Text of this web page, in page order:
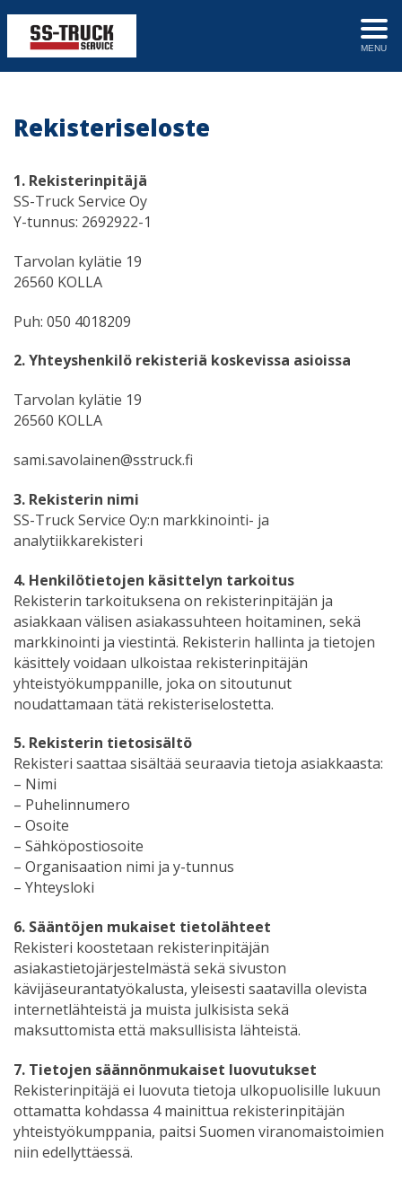
MENU
Rekisteriseloste
1. Rekisterinpitäjä
SS-Truck Service Oy
Y-tunnus: 2692922-1
Tarvolan kylätie 19
26560 KOLLA
Puh: 050 4018209
2. Yhteyshenkilö rekisteriä koskevissa asioissa
Tarvolan kylätie 19
26560 KOLLA
sami.savolainen@sstruck.fi
3. Rekisterin nimi
SS-Truck Service Oy:n markkinointi- ja
analytiikkarekisteri
4. Henkilötietojen käsittelyn tarkoitus
Rekisterin tarkoituksena on rekisterinpitäjän ja
asiakkaan välisen asiakassuhteen hoitaminen, sekä
markkinointi ja viestintä. Rekisterin hallinta ja tietojen
käsittely voidaan ulkoistaa rekisterinpitäjän
yhteistyökumppanille, joka on sitoutunut
noudattamaan tätä rekisteriselostetta.
5. Rekisterin tietosisältö
Rekisteri saattaa sisältää seuraavia tietoja asiakkaasta:
– Nimi
– Puhelinnumero
– Osoite
– Sähköpostiosoite
– Organisaation nimi ja y-tunnus
– Yhteysloki
6. Sääntöjen mukaiset tietolähteet
Rekisteri koostetaan rekisterinpitäjän
asiakastietojärjestelmästä sekä sivuston
kävijäseurantatyökalusta, yleisesti saatavilla olevista
internetlähteistä ja muista julkisista sekä
maksuttomista että maksullisista lähteistä.
7. Tietojen säännönmukaiset luovutukset
Rekisterinpitäjä ei luovuta tietoja ulkopuolisille lukuun
ottamatta kohdassa 4 mainittua rekisterinpitäjän
yhteistyökumppania, paitsi Suomen viranomaistoimien
niin edellyttäessä.